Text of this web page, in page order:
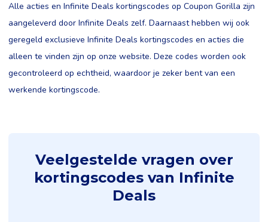
Alle acties en Infinite Deals kortingscodes op Coupon Gorilla zijn
aangeleverd door Infinite Deals zelf. Daarnaast hebben wij ook
geregeld exclusieve Infinite Deals kortingscodes en acties die
alleen te vinden zijn op onze website. Deze codes worden ook
gecontroleerd op echtheid, waardoor je zeker bent van een
werkende kortingscode.
Veelgestelde vragen over
kortingscodes van Infinite
Deals